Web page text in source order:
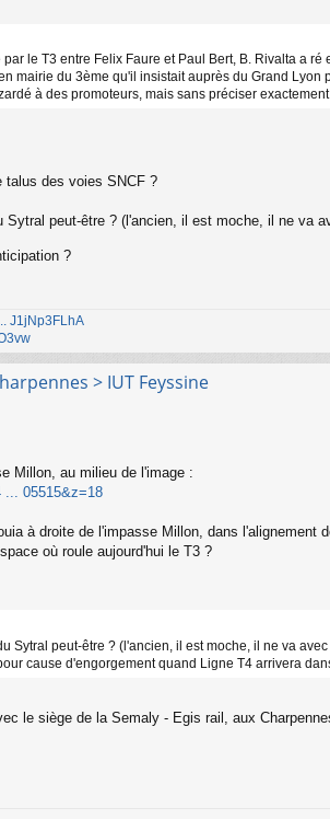
le T3 entre Felix Faure et Paul Bert, B. Rivalta a ré
mairie du 3ème qu'il insistait auprès du Grand Lyon
à des promoteurs, mais sans préciser
talus des voies SNCF ?
Sytral peut-être ? (l'ancien, il est moche, il ne
?
J1jNp3FLhA
> IUT Feyssine
Millon, au milieu de l'image :
... 05515&z=18
à droite de l'impasse Millon, dans l'alignement
où roule aujourd'hui le T3 ?
Sytral peut-être ? (l'ancien, il est moche, il ne va
cause d'engorgement quand Ligne T4 arrivera
le siège de la Semaly - Egis rail, aux